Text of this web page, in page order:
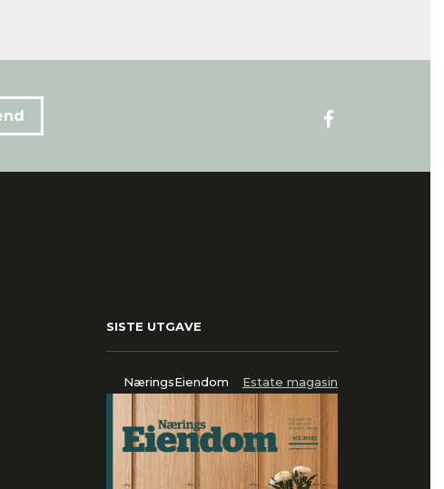
SISTE UTGAVE
NæringsEiendom Estate magasin